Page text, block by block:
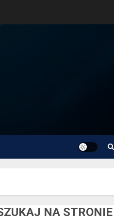
NA STRONIE